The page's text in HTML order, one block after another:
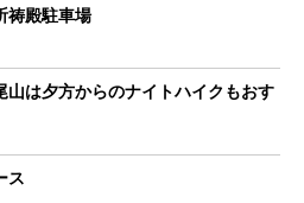
祷殿駐車場
山は夕方からのナイトハイクもおす
ス